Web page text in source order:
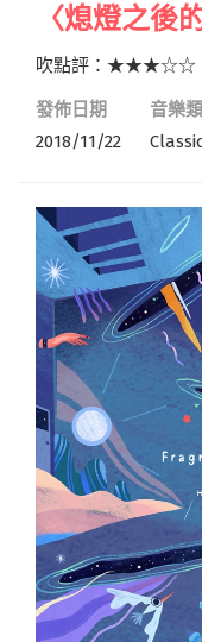
〈熄燈之後
吹點評：★★★☆☆
發佈日期
2018/11/22
音樂